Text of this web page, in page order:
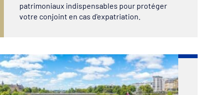
patrimoniaux indispensables pour protéger
votre conjoint en cas d'expatriation.